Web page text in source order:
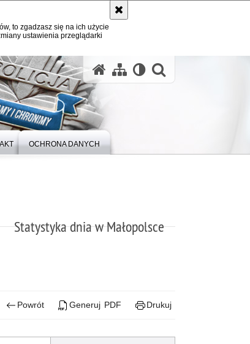
to zgadzasz się na ich użycie
ustawienia przeglądarki
OCHRONA DANYCH
Statystyka dnia w Małopolsce
Powrót Generuj PDF Drukuj